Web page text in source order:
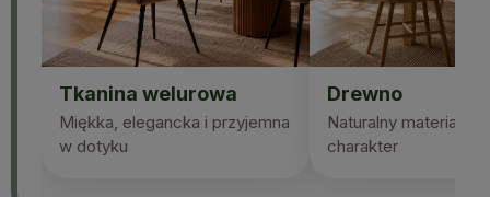
Tkanina welurowa
Miękka, elegancka i przyjemna
w dotyku
Drewno
Naturalny materiał i
charakter